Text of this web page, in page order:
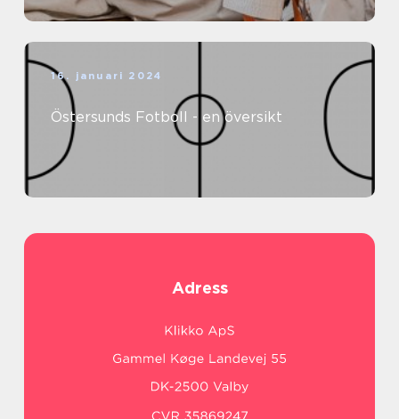
16. januari 2024
Östersunds Fotboll - en översikt
Adress